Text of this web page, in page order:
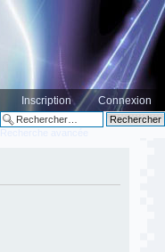
Inscription Connexion
Recherche avancée